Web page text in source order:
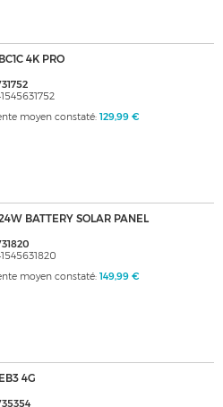
4K PRO
moyen constaté: 129,99 €
BATTERY SOLAR PANEL
moyen constaté: 149,99 €
4G